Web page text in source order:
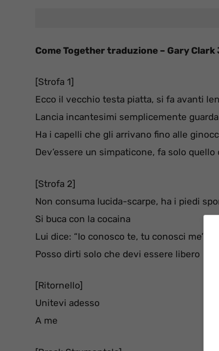
Come Together traduzione – Gary Clark
[Strofa 1]
Ecco il vecchio testa piatta, si fa avanti
Lancia incantesimi semplicemente
Ha i capelli che gli arrivano fino alle
Dev’essere un simpaticone, fa solo quello
[Strofa 2]
Non consuma lucida-scarpe, ha i piedi
Si buca con la cocaina
Lui dice: “Io conosco te, tu conosci me”
Posso dirti solo che devi essere libero
[Ritornello]
Unitevi adesso
A me